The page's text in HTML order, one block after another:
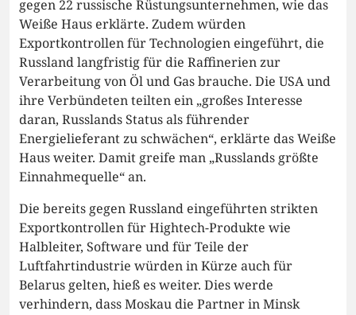
gegen 22 russische Rüstungsunternehmen, wie das
Weiße Haus erklärte. Zudem würden
Exportkontrollen für Technologien eingeführt, die
Russland langfristig für die Raffinerien zur
Verarbeitung von Öl und Gas brauche. Die USA und
ihre Verbündeten teilten ein „großes Interesse
daran, Russlands Status als führender
Energielieferant zu schwächen“, erklärte das Weiße
Haus weiter. Damit greife man „Russlands größte
Einnahmequelle“ an.
Die bereits gegen Russland eingeführten strikten
Exportkontrollen für Hightech-Produkte wie
Halbleiter, Software und für Teile der
Luftfahrtindustrie würden in Kürze auch für
Belarus gelten, hieß es weiter. Dies werde
verhindern, dass Moskau die Partner in Minsk